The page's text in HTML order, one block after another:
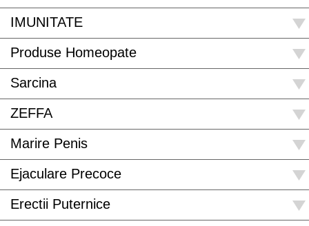
IMUNITATE
Produse Homeopate
Sarcina
ZEFFA
Marire Penis
Ejaculare Precoce
Erectii Puternice